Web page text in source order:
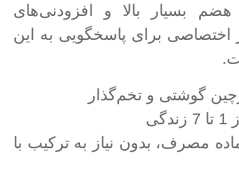
هضم بسیار بالا و افزودنی‌های
اختصاصی برای پاسخگویی به این
گوشتی و تخم‌گذار
مصرف، بدون نیاز به ترکیب با